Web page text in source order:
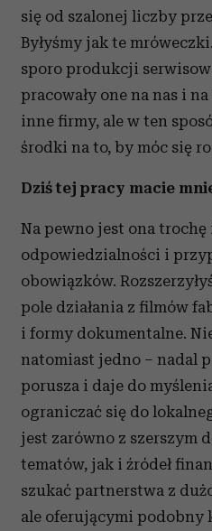
się od szalonej liczby
Byłyśmy jak te
sporo produkcji
pracowały one na nas i
inne firmy, ale w ten
środki na to, by móc się
Dziś tej pracy macie
Na pewno jest ona
odpowiedzialności i
obowiązków.
pole działania z filmów
i formy dokumentalne.
natomiast jedno – nadal
porusza i daje do
ograniczać się do
jest zarówno z szerszym
tematów, jak i źródeł
szukać partnerstwa z
ale oferującymi podobny